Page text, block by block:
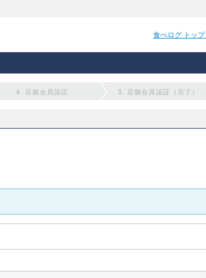
食べログ トップ
4. 店舗会員認証 5. 店舗会員認証（完了）